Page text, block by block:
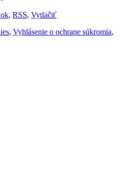
, RSS, Vytlačiť
, Vyhlásenie o ochrane súkromia,